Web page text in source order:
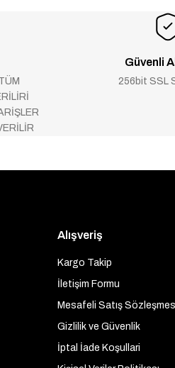
Güvenli
256bit SSL
Alışveriş
Kargo Takip
İletişim Formu
Mesafeli Satış
Gizlilik ve Güvenlik
İptal İade Koşullari